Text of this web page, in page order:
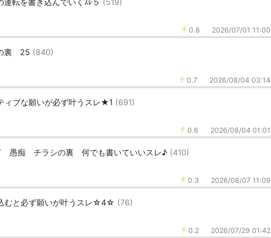
運転を書き込んでいくｽﾚ５ (519)
0.8 2026/07/01 11:00
裏 25 (840)
0.7 2026/08/04 03:14
ィブな願いが必ず叶うスレ★1 (691)
0.6 2026/08/04 01:01
愚痴 チラシの裏 何でも書いていいスレ♪ (410)
0.3 2026/08/07 11:09
むと必ず願いが叶うスレ☆4☆ (76)
0.2 2026/07/29 01:42